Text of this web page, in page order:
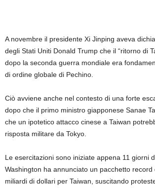
A novembre il presidente Xi Jinping aveva
degli Stati Uniti Donald Trump che il “ritorno di
dopo la seconda guerra mondiale era
di ordine globale di Pechino.
Ciò avviene anche nel contesto di una forte
dopo che il primo ministro giapponese Sanae
che un ipotetico attacco cinese a Taiwan
risposta militare da Tokyo.
Le esercitazioni sono iniziate appena 11 giorni
Washington ha annunciato un pacchetto record
miliardi di dollari per Taiwan, suscitando